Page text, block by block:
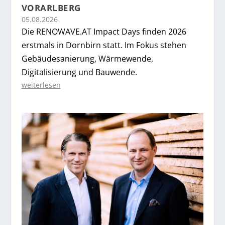
VORARLBERG
05.08.2026
Die RENOWAVE.AT Impact Days finden 2026
erstmals in Dornbirn statt. Im Fokus stehen
Gebäudesanierung, Wärmewende,
Digitalisierung und Bauwende.
weiterlesen